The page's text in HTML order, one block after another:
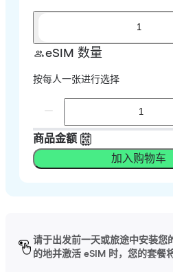
1
eSIM 数量
按每人一张进行选择
商品金额
加入购物车
请于出发前一天或旅途中安装您
的地并激活 eSIM 时，您的套餐